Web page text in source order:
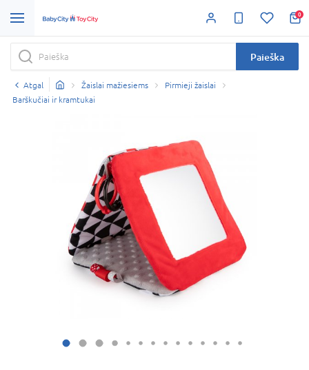
0
Paieška
Atgal Žaislai mažiesiems
Pirmieji žaislai
Barškučiai ir kramtukai